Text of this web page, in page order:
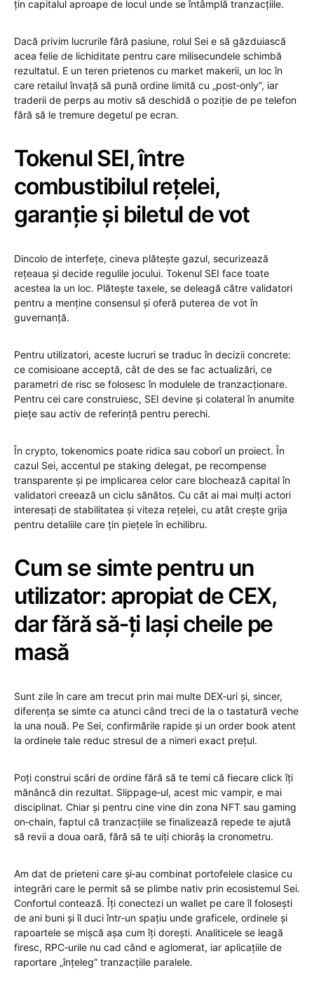
țin capitalul aproape de locul unde se întâmplă tranzacțiile.
Dacă privim lucrurile fără pasiune, rolul Sei e să găzduiască
acea felie de lichiditate pentru care milisecundele schimbă
rezultatul. E un teren prietenos cu market makerii, un loc în
care retailul învață să pună ordine limită cu „post‑only”, iar
traderii de perps au motiv să deschidă o poziție de pe telefon
fără să le tremure degetul pe ecran.
Tokenul SEI, între
combustibilul rețelei,
garanție și biletul de vot
Dincolo de interfețe, cineva plătește gazul, securizează
rețeaua și decide regulile jocului. Tokenul SEI face toate
acestea la un loc. Plătește taxele, se deleagă către validatori
pentru a menține consensul și oferă puterea de vot în
guvernanță.
Pentru utilizatori, aceste lucruri se traduc în decizii concrete:
ce comisioane acceptă, cât de des se fac actualizări, ce
parametri de risc se folosesc în modulele de tranzacționare.
Pentru cei care construiesc, SEI devine și colateral în anumite
piețe sau activ de referință pentru perechi.
În crypto, tokenomics poate ridica sau coborî un proiect. În
cazul Sei, accentul pe staking delegat, pe recompense
transparente și pe implicarea celor care blochează capital în
validatori creează un ciclu sănătos. Cu cât ai mai mulți actori
interesați de stabilitatea și viteza rețelei, cu atât crește grija
pentru detaliile care țin piețele în echilibru.
Cum se simte pentru un
utilizator: apropiat de CEX,
dar fără să‑ți lași cheile pe
masă
Sunt zile în care am trecut prin mai multe DEX‑uri și, sincer,
diferența se simte ca atunci când treci de la o tastatură veche
la una nouă. Pe Sei, confirmările rapide și un order book atent
la ordinele tale reduc stresul de a nimeri exact prețul.
Poți construi scări de ordine fără să te temi că fiecare click îți
mănâncă din rezultat. Slippage‑ul, acest mic vampir, e mai
disciplinat. Chiar și pentru cine vine din zona NFT sau gaming
on‑chain, faptul că tranzacțiile se finalizează repede te ajută
să revii a doua oară, fără să te uiți chiorâș la cronometru.
Am dat de prieteni care și‑au combinat portofelele clasice cu
integrări care le permit să se plimbe nativ prin ecosistemul Sei.
Confortul contează. Îți conectezi un wallet pe care îl folosești
de ani buni și îl duci într‑un spațiu unde graficele, ordinele și
rapoartele se mișcă așa cum îți dorești. Analiticele se leagă
firesc, RPC‑urile nu cad când e aglomerat, iar aplicațiile de
raportare „înțeleg” tranzacțiile paralele.